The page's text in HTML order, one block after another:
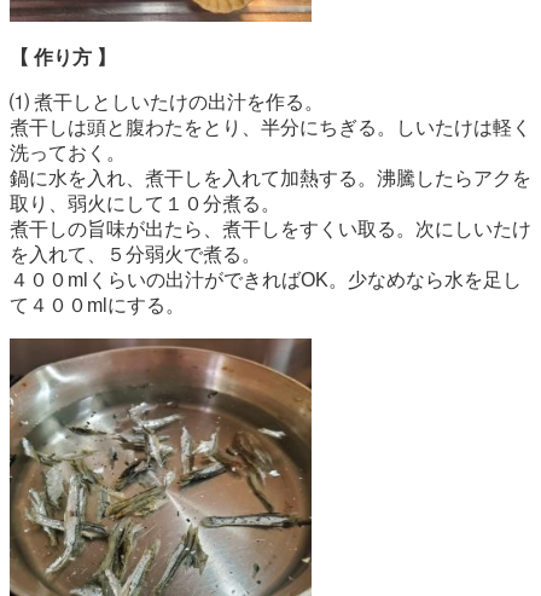
【 作り方 】
⑴ 煮干しとしいたけの出汁を作る。
煮干しは頭と腹わたをとり、半分にちぎる。しいたけは軽く
洗っておく。
鍋に水を入れ、煮干しを入れて加熱する。沸騰したらアクを
取り、弱火にして１０分煮る。
煮干しの旨味が出たら、煮干しをすくい取る。次にしいたけ
を入れて、５分弱火で煮る。
４００mlくらいの出汁ができればOK。少なめなら水を足し
て４００mlにする。